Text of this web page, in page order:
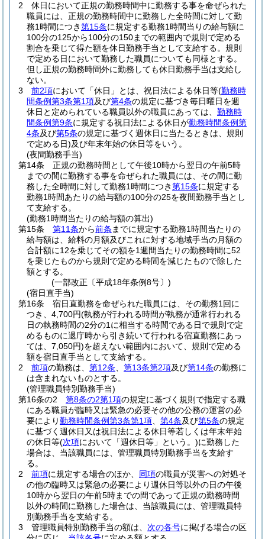
2
休日において正規の勤務時間中に勤務する事を命ぜられた
職員には、正規の勤務時間中に勤務した全時間に対して勤
務1時間につき第15条に規定する勤務1時間当りの給与額に
100分の125から100分の150までの範囲内で規則で定める
割合を乗じて得た額を休日勤務手当として支給する。 規則
で定める日において勤務した職員についても同様とする。
但し正規の勤務時間外に勤務しても休日勤務手当は支給し
ない。
3
前2項において「休日」とは、祝日法による休日等(勤務時
間条例第3条第1項及び第4条の規定に基づき毎日曜日を週
休日と定められている職員以外の職員にあっては、 勤務時
間条例第9条に規定する祝日法による休日が勤務時間条例第
4条及び第5条の規定に基づく週休日に当たるときは、規則
で定める日)及び年末年始の休日等をいう。
(夜間勤務手当)
第14条
正規の勤務時間として午後10時から翌日の午前5時
までの間に勤務する事を命ぜられた職員には、その間に勤
務した全時間に対して勤務1時間につき第15条に規定する
勤務1時間あたりの給与額の100分の25を夜間勤務手当とし
て支給する。
(勤務1時間当たりの給与額の算出)
第15条
第11条から前条 までに規定する勤務1時間当たりの
給与額は、給料の月額及びこれに対する地域手当の月額の
合計額に12を乗じてその額を1週間当たりの勤務時間に52
を乗じたものから規則で定める時間を減じたもので除した
額とする。
(一部改正〔平成18年条例8号〕)
(宿日直手当)
第16条
宿日直勤務を命ぜられた職員には、その勤務1回に
つき、4,700円(執務が行われる時間が執務が通常行われる
日の執務時間の2分の1に相当する時間である日で規則で定
めるものに退庁時から引き続いて行われる宿直勤務にあっ
ては、7,050円)を超えない範囲内において、規則で定める
額を宿日直手当として支給する。
2
前項の勤務は、 第12条 第13条第2項及び第14条の勤務に
は含まれないものとする。
(管理職員特別勤務手当)
第16条の2
第8条の2第1項の規定に基づく規則で指定する職
にある職員が臨時又は緊急の必要その他の公務の運営の必
要により勤務時間条例第3条第1項 第4条及び第5条の規定
に基づく週休日又は祝日法による休日等若しくは年末年始
の休日等(次項において「週休日等」という。)に勤務した
場合は、当該職員には、管理職員特別勤務手当を支給す
る。
2
前項に規定する場合のほか、 同項の職員が災害への対処そ
の他の臨時又は緊急の必要により週休日等以外の日の午後
10時から翌日の午前5時までの間であって正規の勤務時間
以外の時間に勤務した場合は、当該職員には、管理職員特
別勤務手当を支給する。
3
管理職員特別勤務手当の額は、 次の各号に掲げる場合の区